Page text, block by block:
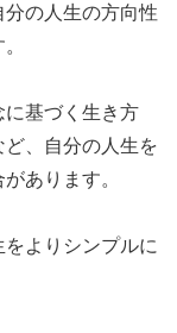
の人生の方向性
に基づく生き方
、自分の人生を
あります。
よりシンプルに